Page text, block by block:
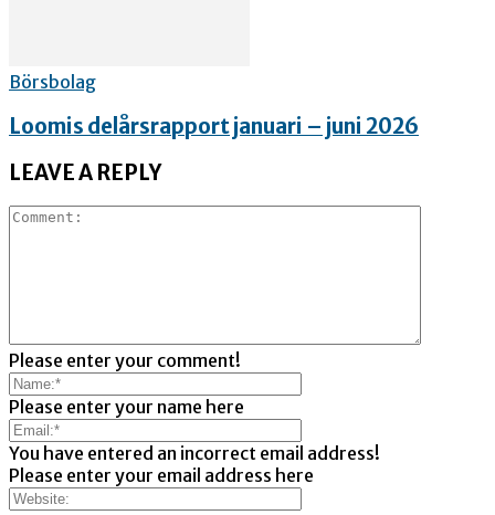
Börsbolag
Loomis delårsrapport januari – juni 2026
LEAVE A REPLY
Please enter your comment!
Please enter your name here
You have entered an incorrect email address!
Please enter your email address here